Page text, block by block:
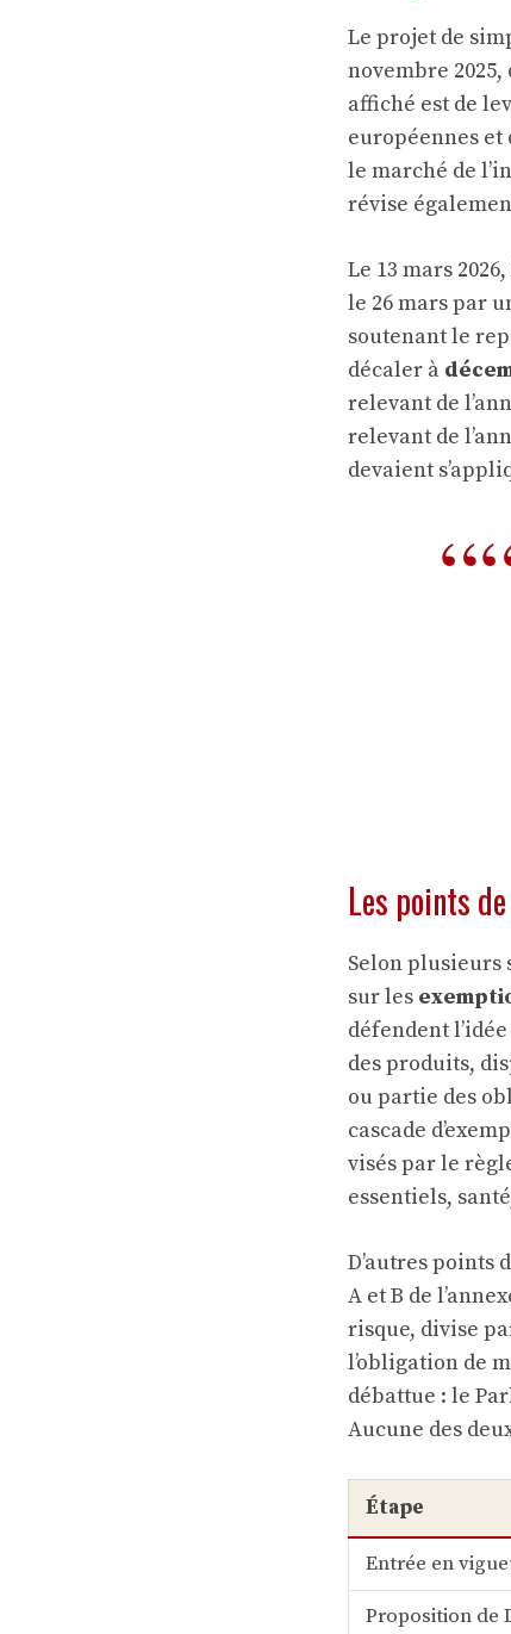
Le projet de
novembre
affiché est de
européennes
le marché de
révise
Le 13 mars
le 26 mars par
soutenant le
décaler à
relevant de
relevant de
devaient
Les points
Selon plusieurs
sur les
défendent
des produits,
ou partie des
cascade
visés par le
essentiels,
D’autres points
A et B de
risque, divise
l’obligation de
débattue : le
Aucune des
Étape
Entrée en
Proposition de